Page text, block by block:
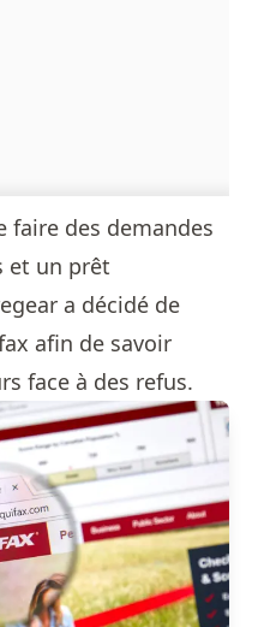
faire des demandes
et un prêt
a décidé de
afin de savoir
face à des refus.